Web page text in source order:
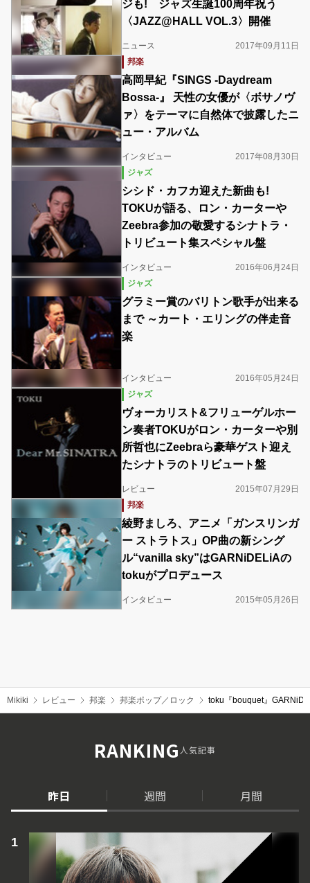
ジも! ジャズ生誕100周年祝う
〈JAZZ@HALL VOL.3〉開催
ニュース
2017年09月11日
邦楽
高岡早紀『SINGS -Daydream
Bossa-』 天性の女優が〈ボサノヴ
ァ〉をテーマに自然体で披露したニ
ュー・アルバム
インタビュー
2017年08月30日
ジャズ
シシド・カフカ迎えた新曲も!
TOKUが語る、ロン・カーターや
Zeebra参加の敬愛するシナトラ・
トリビュート集スペシャル盤
インタビュー
2016年06月24日
ジャズ
グラミー賞のバリトン歌手が出来る
まで ～カート・エリングの伴走音
楽
インタビュー
2016年05月24日
ジャズ
ヴォーカリスト&フリューゲルホー
ン奏者TOKUがロン・カーターや別
所哲也にZeebraら豪華ゲスト迎え
たシナトラのトリビュート盤
レビュー
2015年07月29日
邦楽
綾野ましろ、アニメ「ガンスリンガ
ー ストラトス」OP曲の新シング
ル“vanilla sky”はGARNiDELiAの
tokuがプロデュース
インタビュー 2015年05月26日
Mikiki レビュー 邦楽 邦楽ポップ／ロック toku『bouquet』
RANKING人気記事
昨日 週間 月間